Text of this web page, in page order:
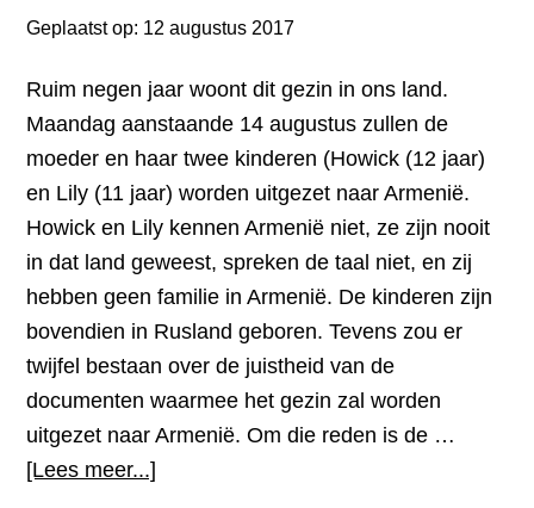
Geplaatst op: 12 augustus 2017
Ruim negen jaar woont dit gezin in ons land.
Maandag aanstaande 14 augustus zullen de
moeder en haar twee kinderen (Howick (12 jaar)
en Lily (11 jaar) worden uitgezet naar Armenië.
Howick en Lily kennen Armenië niet, ze zijn nooit
in dat land geweest, spreken de taal niet, en zij
hebben geen familie in Armenië. De kinderen zijn
bovendien in Rusland geboren. Tevens zou er
twijfel bestaan over de juistheid van de
documenten waarmee het gezin zal worden
uitgezet naar Armenië. Om die reden is de …
[Lees meer...]